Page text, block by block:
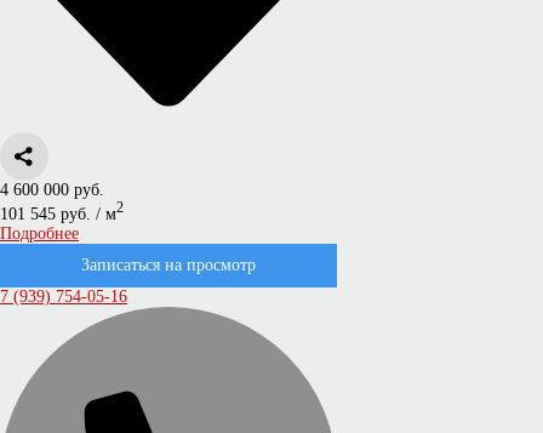
4 600 000 руб.
101 545 руб. / м2
Подробнее
Записаться на просмотр
7 (939) 754-05-16